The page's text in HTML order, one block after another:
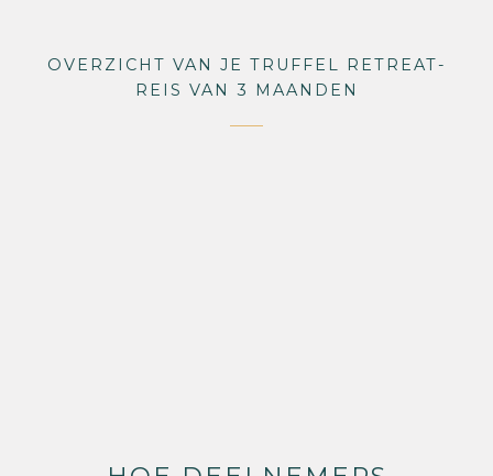
OVERZICHT VAN JE TRUFFEL RETREAT-
REIS VAN 3 MAANDEN